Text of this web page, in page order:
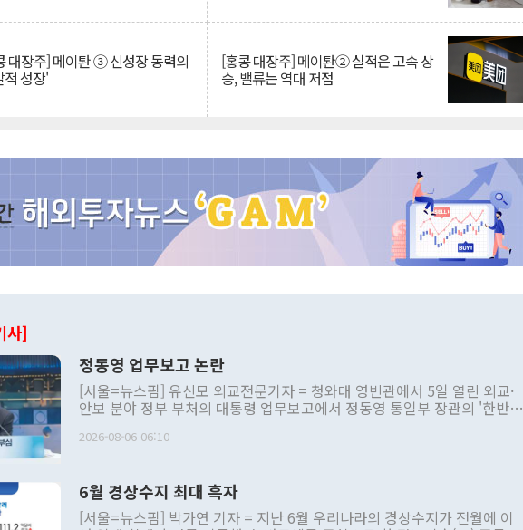
대장주] 메이퇀 ③ 신성장 동력의
적 성장'
[홍콩 대장주] 메이퇀② 실적은 고속 상
승, 밸류는 역대 저점
사]
정동영 업무보고 논란
[서울=뉴스핌] 유신모 외교전문기자 = 청와대 영빈관에서 5일 열린 외교·
안보 분야 정부 부처의 대통령 업무보고에서 정동영 통일부 장관의 '한반도
발언 중에는 정부 내 조율을 거치지 않은 사안을 정책으로 추진하겠다고 공
주의적 희망에 근거한 비현실적 구상'이라는 비판을 내놨다. 그동안 정 장
관의 대북 정책 관련 발언이 물의를 빚은 적은 여러 번 있지만 대통령과 유
2026-08-06 06:10
6월 경상수지 최대 흑자
[서울=뉴스핌] 박가연 기자 = 지난 6월 우리나라의 경상수지가 전월에 이